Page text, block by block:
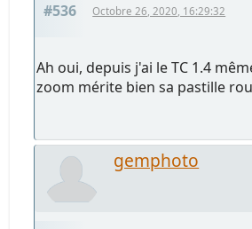
#536 Octobre 26, 2020, 16:29:32
Ah oui, depuis j'ai le TC 1.4
zoom mérite bien sa pastille
gemphoto